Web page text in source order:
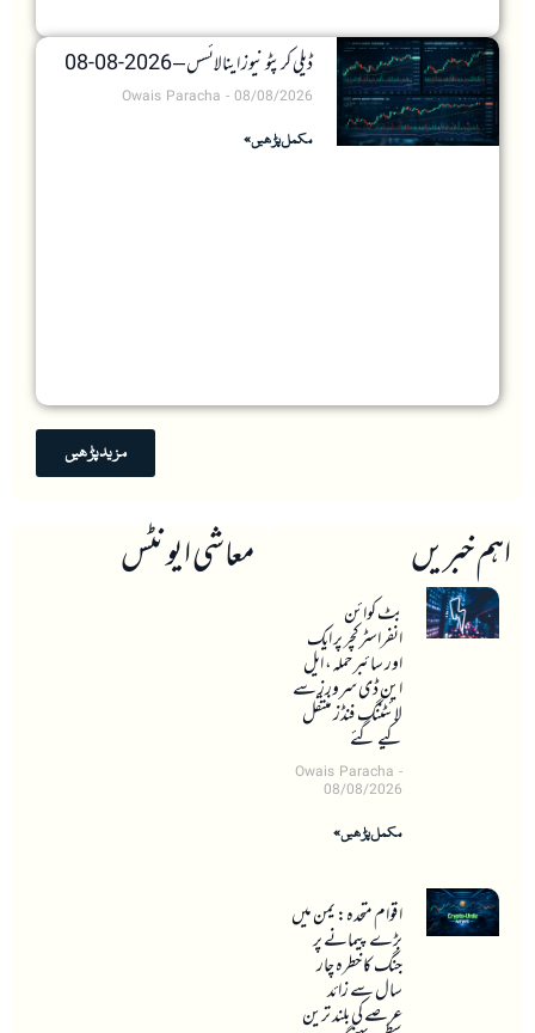
ڈیلی کرپٹو نیوز اینالائسس – 2026-08-08
Owais Paracha 08/08/2026
مکمل پڑھیں »
مزید پڑھیں
اہم خبریں
بٹ کوائن
انفراسٹرکچر پر ایک
اور سائبر حملہ، ایل
این ڈی سرورز سے
لائٹننگ فنڈز منتقل
کیے گئے
Owais Paracha
08/08/2026
مکمل پڑھیں »
اقوام متحدہ: یمن میں
بڑے پیمانے پر
جنگ کا خطرہ چار
سال سے زائد
عرصے کی بلند ترین
معاشی ایونٹس